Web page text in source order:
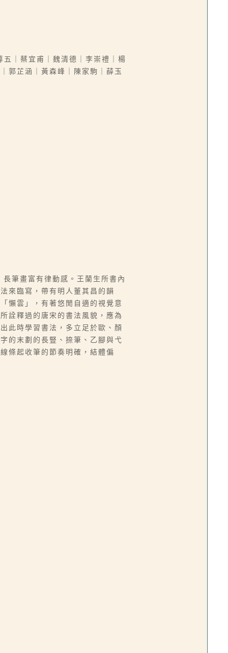
｜蔡宜甫｜魏清德｜李崇禮｜楊
郭芷涵｜黃森峰｜陳家駒｜薛玉
筆畫富有律動感。王蘭生所書內
來臨寫，帶有明人董其昌的韻
懶雲」，有著悠閒自適的視覺意
詮釋過的唐宋的書法風貌，應為
此時學習書法，多立足於歐、顏
的末劃的長豎、捺筆、乙腳與弋
條起收筆的節奏明確，結體偏